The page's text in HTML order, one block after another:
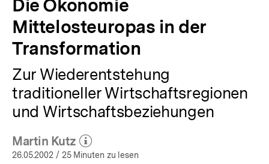
Die Ökonomie
Mittelosteuropas in der
Transformation
Zur Wiederentstehung
traditioneller Wirtschaftsregionen
und Wirtschaftsbeziehungen
Martin Kutz
(Mehr zum Autor)
öffnen
26.05.2002 / 25 Minuten zu lesen